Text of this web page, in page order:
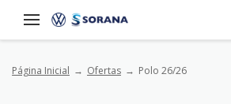
Página Inicial Ofertas Polo 26/26